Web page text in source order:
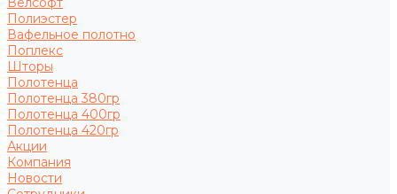
Полиэстер
Вафельное полотно
Поплекс
Шторы
Полотенца
Полотенца 380гр
Полотенца 400гр
Полотенца 420гр
Акции
Компания
Новости